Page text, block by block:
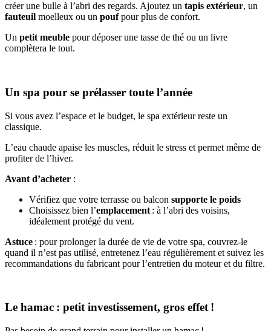
créer une bulle à l’abri des regards. Ajoutez un tapis extérieur, un
fauteuil moelleux ou un poufpour plus de confort.
Un petit meuble pour déposer une tasse de thé ou un livre
complètera le tout.
Un spa pour se prélasser toute l’année
Si vous avez l’espace et le budget, le spa extérieur reste un
classique.
L’eau chaude apaise les muscles, réduit le stress et permet même de
profiter de l’hiver.
Avant d’acheter :
Vérifiez que votre terrasse ou balcon supporte le poids
Choisissez bien l’emplacement : à l’abri des voisins,
idéalement protégé du vent.
Astuce : pour prolonger la durée de vie de votre spa, couvrez-le
quand il n’est pas utilisé, entretenez l’eau régulièrement et suivez les
recommandations du fabricant pour l’entretien du moteur et du filtre.
Le hamac : petit investissement, gros effet !